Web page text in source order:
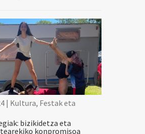
| Kultura, Festak eta
bizikidetza eta
konpromisoa